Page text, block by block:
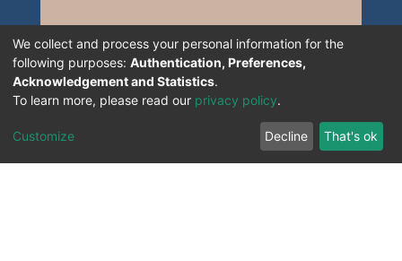
We collect and process your personal information for the
following purposes: Authentication, Preferences,
Acknowledgement and Statistics.
To learn more, please read our privacy policy.
Customize Decline That's ok